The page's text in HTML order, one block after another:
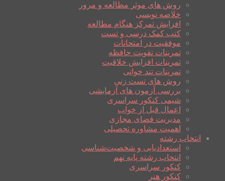
روش های موثر مطالعه و مرور
خلاصه نویسی
افزایش تمرکز هنگام مطالعه
کتب کمک درسی و تست
موفقیت در امتحانات
تمرینات تقویت حافظه
تمرینات افزایش خلاقیت
تمرینات تند خوانی
روش های تست زنی
بررسی آزمون های آزمایشی
شیمی کنکور سراسری
اعمال قبل از خواب
مدیریت فضای مجازی
اهمیت مشاوره تحصیلی
انتخاب رشته
استعدادیابی و شخصیت‌شناسی
انتخاب رشته پایه نهم
کنکور سراسری
کنکور هنر